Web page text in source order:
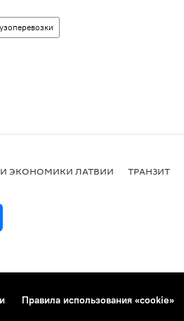
ЭКОНОМИКИ ЛАТВИИ ТРАНЗИТ
Правила использования «cookie»